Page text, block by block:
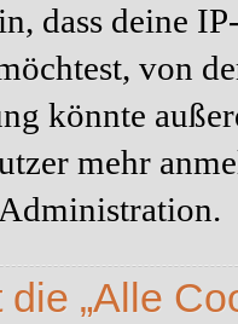
dass deine
von
könnte
mehr
die „Alle